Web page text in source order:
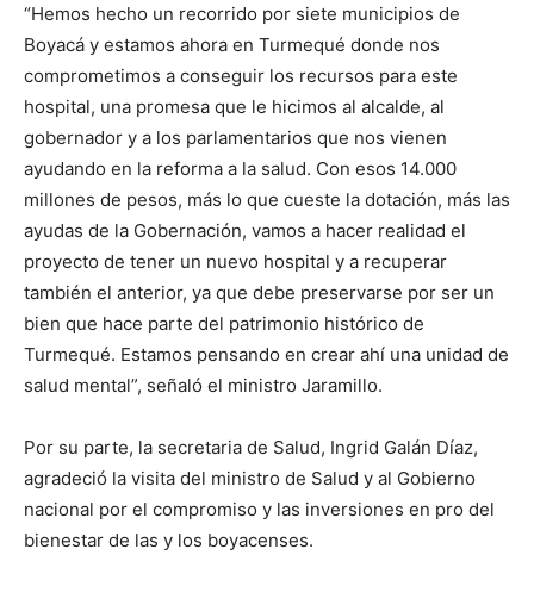
“Hemos hecho un recorrido por siete municipios de
Boyacá y estamos ahora en Turmequé donde nos
comprometimos a conseguir los recursos para este
hospital, una promesa que le hicimos al alcalde, al
gobernador y a los parlamentarios que nos vienen
ayudando en la reforma a la salud. Con esos 14.000
millones de pesos, más lo que cueste la dotación, más las
ayudas de la Gobernación, vamos a hacer realidad el
proyecto de tener un nuevo hospital y a recuperar
también el anterior, ya que debe preservarse por ser un
bien que hace parte del patrimonio histórico de
Turmequé. Estamos pensando en crear ahí una unidad de
salud mental”, señaló el ministro Jaramillo.
Por su parte, la secretaria de Salud, Ingrid Galán Díaz,
agradeció la visita del ministro de Salud y al Gobierno
nacional por el compromiso y las inversiones en pro del
bienestar de las y los boyacenses.